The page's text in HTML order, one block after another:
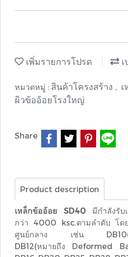
เพิ่มรายการโปรด
หมวดหมู่ : สินค้าโครงสร้าง ,
ผิวข้ออ้อยโรงใหญ่
Share
Product description
เหล็กข้ออ้อย SD40 มีกำลังรับ
กว่า 4000 ksc.ตามลำดับ โดย
ศูนย์กลาง เช่น DB10(หา
DB12(หมายถึง Deformed